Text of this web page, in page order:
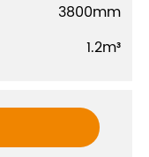
3800mm
1.2m³